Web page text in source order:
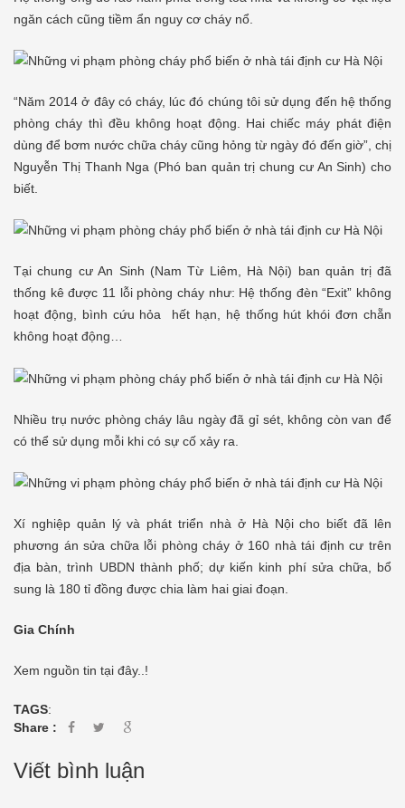
ngăn cách cũng tiềm ẩn nguy cơ cháy nổ.
“Năm 2014 ở đây có cháy, lúc đó chúng tôi sử dụng đến hệ thống
phòng cháy thì đều không hoạt động. Hai chiếc máy phát điện
dùng để bơm nước chữa cháy cũng hỏng từ ngày đó đến giờ”, chị
Nguyễn Thị Thanh Nga (Phó ban quản trị chung cư An Sinh) cho
biết.
Tại chung cư An Sinh (Nam Từ Liêm, Hà Nội) ban quản trị đã
thống kê được 11 lỗi phòng cháy như: Hệ thống đèn “Exit” không
hoạt động, bình cứu hỏa hết hạn, hệ thống hút khói đơn chẵn
không hoạt động…
Nhiều trụ nước phòng cháy lâu ngày đã gỉ sét, không còn van để
có thể sử dụng mỗi khi có sự cố xảy ra.
Xí nghiệp quản lý và phát triển nhà ở Hà Nội cho biết đã lên
phương án sửa chữa lỗi phòng cháy ở 160 nhà tái định cư trên
địa bàn, trình UBDN thành phố; dự kiến kinh phí sửa chữa, bổ
sung là 180 tỉ đồng được chia làm hai giai đoạn.
Gia Chính
Xem nguồn tin tại đây..!
TAGS:
Share :
Viết bình luận